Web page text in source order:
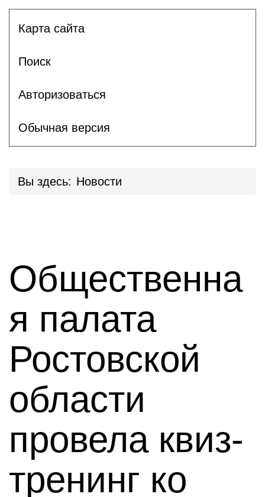
Карта сайта
Поиск
Авторизоваться
Обычная версия
Вы здесь: Новости
Общественна
я палата
Ростовской
области
провела квиз-
тренинг ко